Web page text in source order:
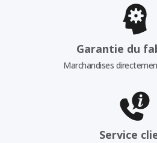
Garantie du
Marchandises
Service